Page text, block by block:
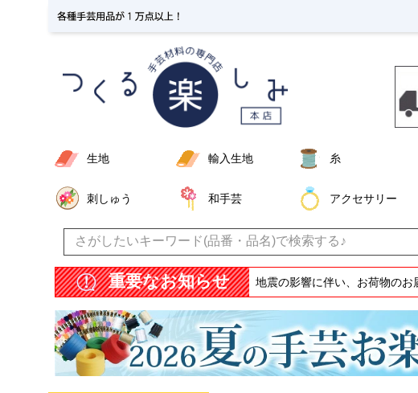
生地 輸入生地 糸
刺しゅう 和手芸 アクセサリー
重要なお知らせ 地震の影響に伴い、お荷物の